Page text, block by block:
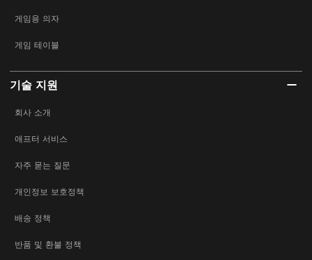
게임용 의자
게임 테이블
기술 지원
회사 소개
애프터 서비스
자주 묻는 질문
개인정보 보호정책
배송 정책
반품 및 환불 정책